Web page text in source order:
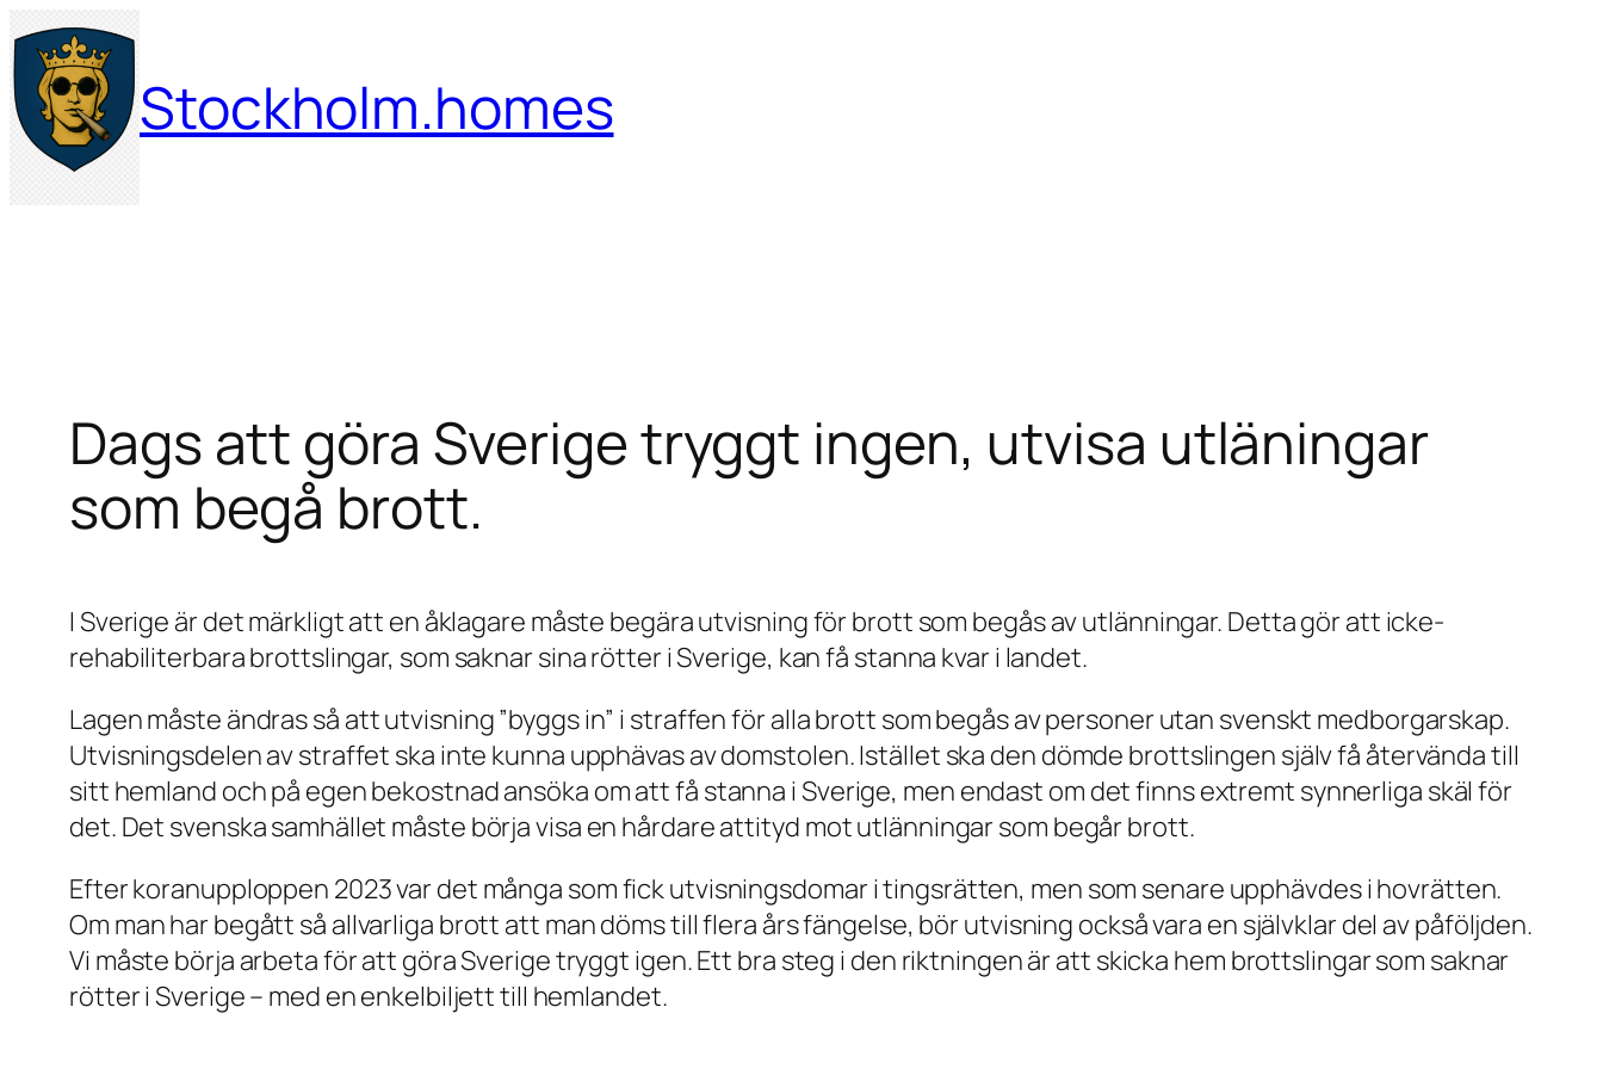
Hoppa
till
innehåll
Stockholm.homes
Dags att göra Sverige tryggt ingen, utvisa utläningar
som begå brott.
I Sverige är det märkligt att en åklagare måste begära utvisning för brott som begås av utlänningar. Detta gör att icke-
rehabiliterbara brottslingar, som saknar sina rötter i Sverige, kan få stanna kvar i landet.
Lagen måste ändras så att utvisning ”byggs in” i straffen för alla brott som begås av personer utan svenskt medborgarskap.
Utvisningsdelen av straffet ska inte kunna upphävas av domstolen. Istället ska den dömde brottslingen själv få återvända till
sitt hemland och på egen bekostnad ansöka om att få stanna i Sverige, men endast om det finns extremt synnerliga skäl för
det. Det svenska samhället måste börja visa en hårdare attityd mot utlänningar som begår brott.
Efter koranupploppen 2023 var det många som fick utvisningsdomar i tingsrätten, men som senare upphävdes i hovrätten.
Om man har begått så allvarliga brott att man döms till flera års fängelse, bör utvisning också vara en självklar del av påföljden.
Vi måste börja arbeta för att göra Sverige tryggt igen. Ett bra steg i den riktningen är att skicka hem brottslingar som saknar
rötter i Sverige – med en enkelbiljett till hemlandet.